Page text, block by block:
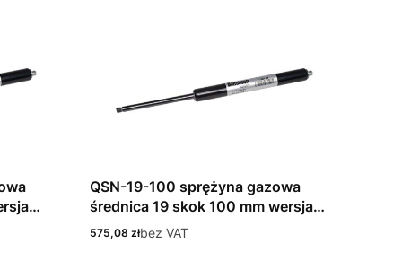
QSN-19-100 sprężyna gazowa
średnica 19 skok 100 mm wersja
nierdzewna INOX 316L Bansbach
Cena
575,08 złbez VAT